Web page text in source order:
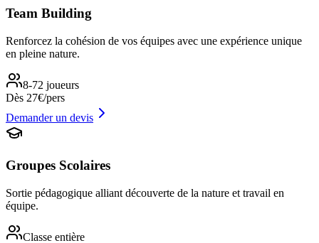
Team Building
Renforcez la cohésion de vos équipes avec une expérience unique
en pleine nature.
8-72 joueurs
Dès 27€/pers
Demander un devis
Groupes Scolaires
Sortie pédagogique alliant découverte de la nature et travail en
équipe.
Classe entière